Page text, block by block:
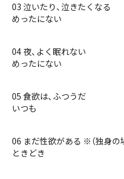
03 泣いたり、泣きたくなる
めったにない
04 夜、よく眠れない
めったにない
05 食欲は、ふつうだ
いつも
06 まだ性欲がある ※（独身の
ときどき